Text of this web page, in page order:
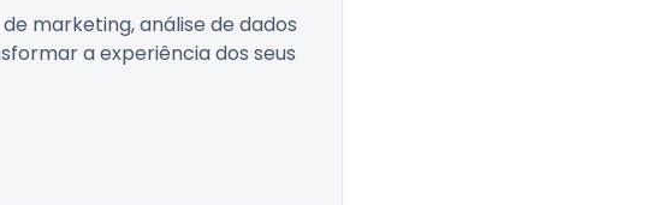
marketing, análise de dados
a experiência dos seus